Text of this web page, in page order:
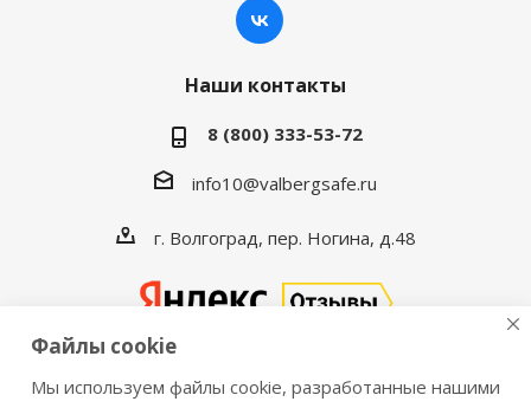
Наши контакты
8 (800) 333-53-72
info10@valbergsafe.ru
г. Волгоград, пер. Ногина, д.48
Файлы cookie
Мы используем файлы cookie, разработанные нашими